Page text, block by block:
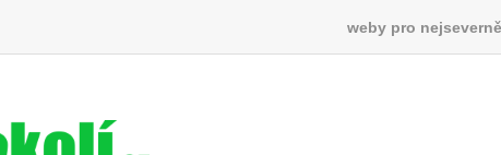
weby pro